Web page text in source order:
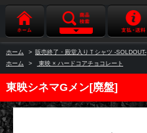
ホーム > 販売終了・殿堂入りＴシャツ -SOLDOUT-
ホーム
> 東映 × ハードコアチョコレート
東映シネマGメン[廃盤]